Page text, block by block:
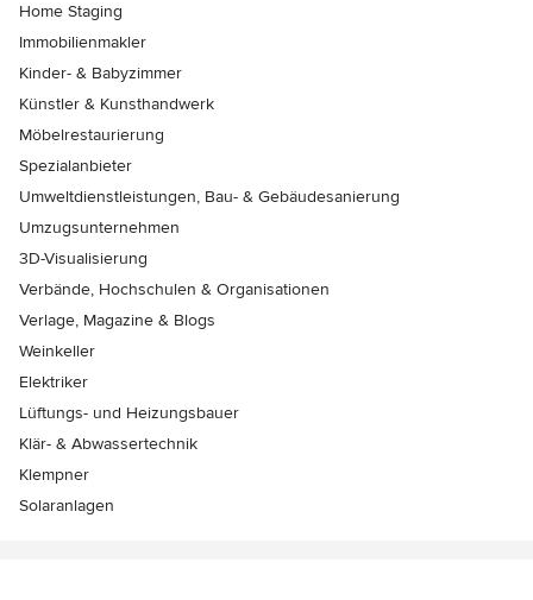
Home Staging
Immobilienmakler
Kinder- & Babyzimmer
Künstler & Kunsthandwerk
Möbelrestaurierung
Spezialanbieter
Umweltdienstleistungen, Bau- & Gebäudesanierung
Umzugsunternehmen
3D-Visualisierung
Verbände, Hochschulen & Organisationen
Verlage, Magazine & Blogs
Weinkeller
Elektriker
Lüftungs- und Heizungsbauer
Klär- & Abwassertechnik
Klempner
Solaranlagen